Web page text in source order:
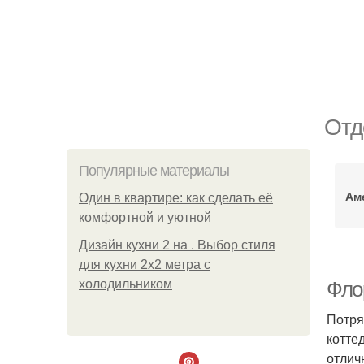
Популярные материалы
Один в квартире: как сделать её
комфортной и уютной
Дизайн кухни 2 на . Выбор стиля
для кухни 2х2 метра с
холодильником